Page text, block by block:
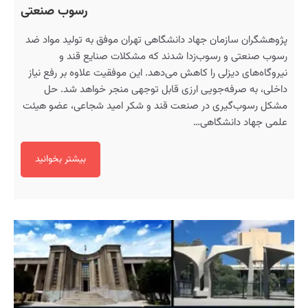
رسوب صنعتی
پژوهشگران سازمان جهاد دانشگاهی تهران موفق به تولید مواد ضد
رسوب صنعتی و رسوب‌زدا شدند که مشکلات صنایع قند و
نیروگاه‌های دیزلی را کاهش می‌دهد. این موفقیت علاوه بر رفع نیاز
داخلی، به صرفه‌جویی ارزی قابل توجهی منجر خواهد شد. حل
مشکل رسوب‌گیری در صنعت قند و شکر امید شجاعی، عضو هیئت
علمی جهاد دانشگاهی…
بیشتر بخوانید